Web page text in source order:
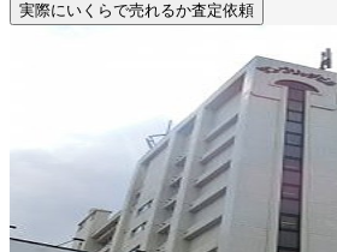
実際にいくらで売れるか査定依頼